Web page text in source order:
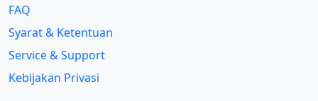
FAQ
Syarat & Ketentuan
Service & Support
Kebijakan Privasi